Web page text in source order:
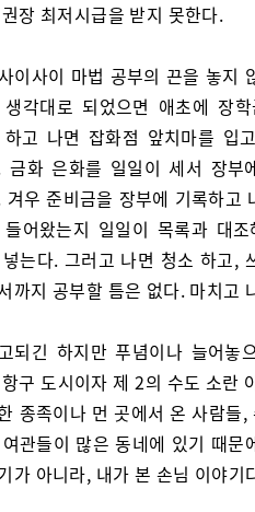
장 최저시급을 받지 못한다.
이사이 마법 공부의 끈을 놓지
각대로 되었으면 애초에 장
고 나면 잡화점 앞치마를 입
금화 은화를 일일이 세서 장
겨우 준비금을 장부에 기록하고
어왔는지 일일이 목록과 대
는다. 그러고 나면 청소 하고,
까지 공부할 틈은 없다. 마치고
되긴 하지만 푸념이나 늘어놓
구 도시이자 제 2의 수도 소란
종족이나 먼 곳에서 온 사람들
관들이 많은 동네에 있기 때
가 아니라, 내가 본 손님 이야기